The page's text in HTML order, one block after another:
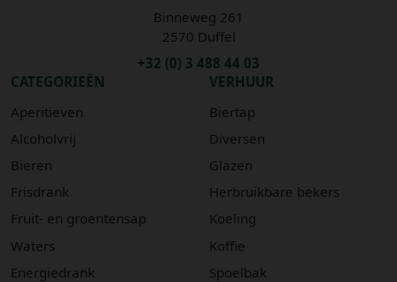
Binneweg 261
2570 Duffel
+32 (0) 3 488 44 03
CATEGORIEËN
Aperitieven
Alcoholvrij
Bieren
Frisdrank
Fruit- en groentensap
Waters
Energiedrank
VERHUUR
Biertap
Diversen
Glazen
Herbruikbare bekers
Koeling
Koffie
Spoelbak